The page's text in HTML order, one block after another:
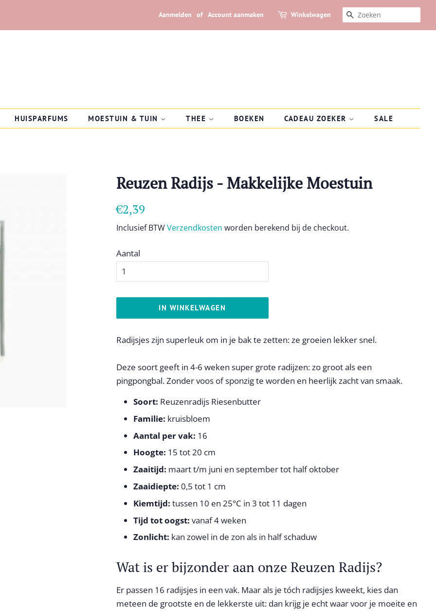
Aanmelden of Account aanmaken Winkelwagen ZOEKEN
HUISPARFUMS MOESTUIN & TUIN THEE BOEKEN CADEAU ZOEKER SALE
Reuzen Radijs - Makkelijke Moestuin
Normale
€2,39
Inclusief BTWVerzendkosten worden berekend bij de checkout.
Aantal
IN WINKELWAGEN
Radijsjes zijn superleuk om in je bak te zetten: ze groeien lekker snel.
Deze soort geeft in 4-6 weken super grote radijzen: zo groot als een
pingpongbal. Zonder voos of sponzig te worden en heerlijk zacht van smaak.
Soort: Reuzenradijs Riesenbutter
Familie: kruisbloem
Aantal per vak: 16
Hoogte: 15 tot 20 cm
Zaaitijd: maart t/m juni en september tot half oktober
Zaaidiepte: 0,5 tot 1 cm
Kiemtijd: tussen 10 en 25°C in 3 tot 11 dagen
Tijd tot oogst: vanaf 4 weken
Zonlicht: kan zowel in de zon als in half schaduw
Wat is er bijzonder aan onze Reuzen Radijs?
Er passen 16 radijsjes in een vak. Maar als je tóch radijsjes kweekt, kies dan
meteen de grootste en de lekkerste uit: dan krijg je echt waar voor je moeite en